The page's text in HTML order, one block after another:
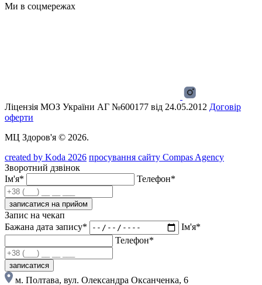
Ми в соцмережах
Ліцензія МОЗ України АГ №600177 від 24.05.2012 Договір
оферти
МЦ Здоров'я © 2026.
created by Koda 2026 просування сайту Compas Agency
Зворотний дзвінок
Ім'я*
Телефон*
записатися на прийом
Запис на чекап
Бажана дата запису*
Ім'я*
Телефон*
записатися
м. Полтава, вул. Олександра Оксанченка, 6